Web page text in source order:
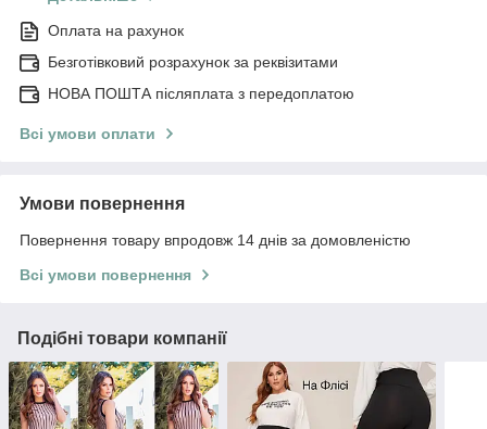
Оплата на рахунок
Безготівковий розрахунок за реквізитами
НОВА ПОШТА післяплата з передоплатою
Всі умови оплати
Умови повернення
Повернення товару впродовж 14 днів за домовленістю
Всі умови повернення
Подібні товари компанії